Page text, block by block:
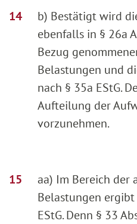
b) Bestätigt wird
ebenfalls in § 26a
Bezug
Belastungen und
nach § 35a EStG.
Aufteilung der
vorzunehmen.
aa) Im Bereich der
Belastungen ergibt
EStG. Denn § 33